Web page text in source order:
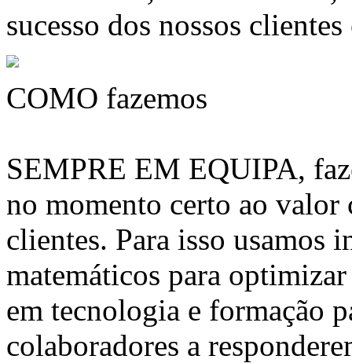
sucesso dos nossos
COMO fazemos
SEMPRE EM EQUIPA,
no momento certo ao valor
clientes. Para isso usamos
matemáticos para
em tecnologia e formação
colaboradores a